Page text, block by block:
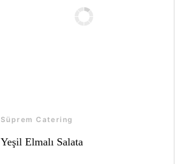
Süprem Catering
Yeşil Elmalı Salata